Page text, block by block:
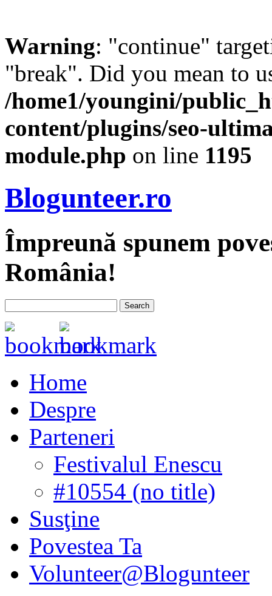
Warning: "continue"
"break". Did you mean to
/home1/youngini/
content/plugins/seo-
module.php on line 1195
Blogunteer.ro
Împreună spunem
România!
Home
Despre
Parteneri
Festivalul Enescu
#10554 (no title)
Susţine
Povestea Ta
Volunteer@Blogunteer